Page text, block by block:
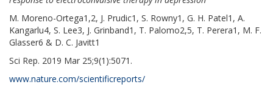
M. Moreno-Ortega1,2, J. Prudic1, S. Rowny1, G. H. Patel1, A.
Kangarlu4, S. Lee3, J. Grinband1, T. Palomo2,5, T. Perera1, M. F.
Glasser6 & D. C. Javitt1
Sci Rep. 2019 Mar 25;9(1):5071.
www.nature.com/scientificreports/